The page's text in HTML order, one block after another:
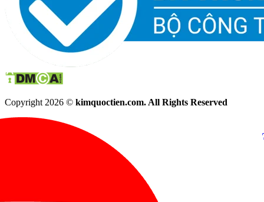
Copyright 2026 © kimquoctien.com. All Rights Reserved
(8h00 - 21h30)
(8h00 -